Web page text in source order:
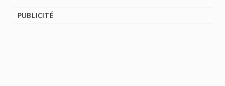
PUBLICITÉ